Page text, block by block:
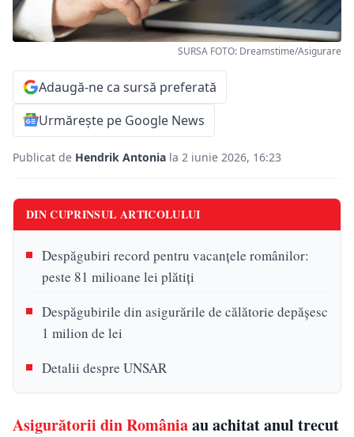
SURSA FOTO: Dreamstime/Asigurare
Adaugă-ne ca sursă preferată
Urmărește pe Google News
Publicat de Hendrik Antonia la 2 iunie 2026, 16:23
DIN CUPRINSUL ARTICOLULUI
Despăgubiri record pentru vacanțele românilor:
peste 81 milioane lei plătiți
Despăgubirile din asigurările de călătorie depășesc
1 milion de lei
Detalii despre UNSAR
Asigurătorii din Româniaau achitat anul trecut